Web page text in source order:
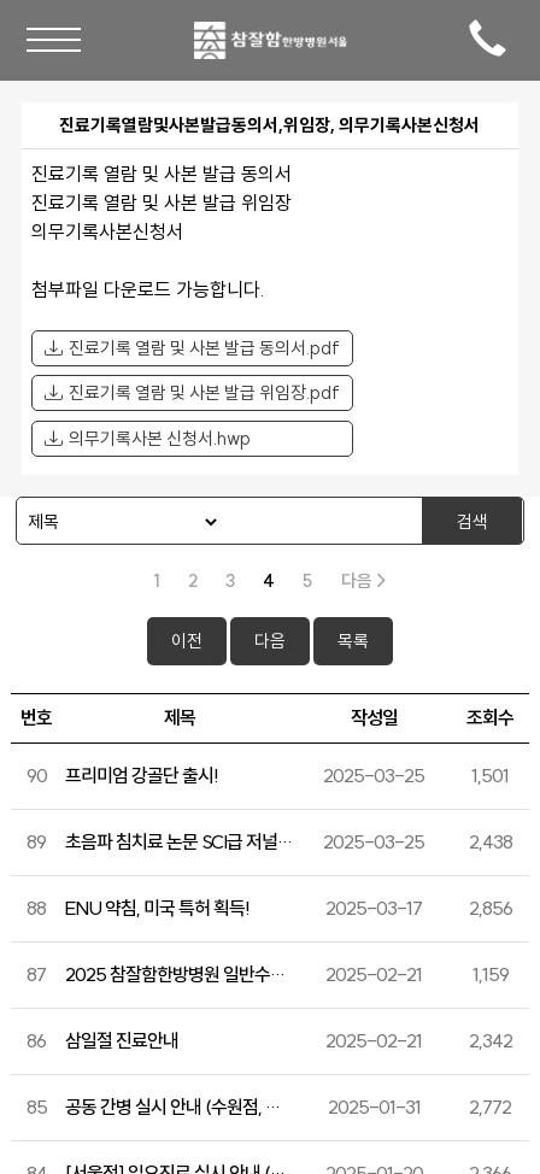
진료기록열람및사본발급동의서,위임장, 의무기록사본신청서
진료기록 열람 및 사본 발급 동의서
진료기록 열람 및 사본 발급 위임장
의무기록사본신청서
첨부파일 다운로드 가능합니다.
진료기록 열람 및 사본 발급 동의서.pdf
진료기록 열람 및 사본 발급 위임장.pdf
의무기록사본 신청서.hwp
검색
1 2 3 4 5 다음 >
이전 다음 목록
번호 제목 작성일 조회수
90 프리미엄 강골단 출시! 2025-03-25 1,501
89 초음파 침치료 논문 SCI급 저널 게재 2025-03-25 2,438
88 ENU 약침, 미국 특허 획득! 2025-03-17 2,856
87 2025 참잘함한방병원 일반수련의 합격자 발표 2025-02-21 1,159
86 삼일절 진료안내 2025-02-21 2,342
85 공동 간병 실시 안내 (수원점, 서울점) 2025-01-31 2,772